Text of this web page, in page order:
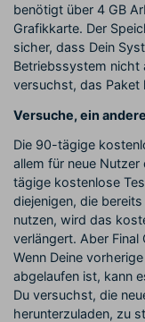
benötigt über 4 GB
Grafikkarte. Der
sicher, dass Dein
Betriebssystem nicht
versuchst, das Paket
Versuche, ein
Die 90-tägige
allem für neue
tägige kostenlose
diejenigen, die
nutzen, wird das
verlängert. Aber Final
Wenn Deine
abgelaufen ist, kann
Du versuchst, die
herunterzuladen, zu